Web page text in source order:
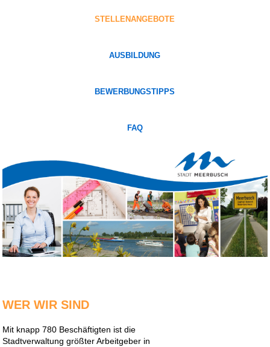
STELLENANGEBOTE
AUSBILDUNG
BEWERBUNGSTIPPS
FAQ
WER WIR SIND
Mit knapp 780 Beschäftigten ist die
Stadtverwaltung größter Arbeitgeber in